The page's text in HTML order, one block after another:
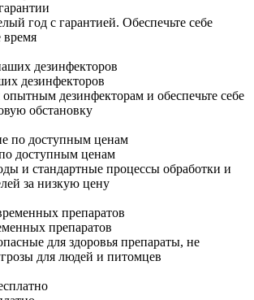
год с гарантией. Обеспечьте себе
время
дезинфекторов
дезинфекторам и обеспечьте себе
обстановку
доступным ценам
и стандартные процессы обработки и
за низкую цену
препаратов
для здоровья препараты, не
для людей и питомцев